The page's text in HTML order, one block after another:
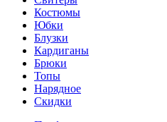
Костюмы
Юбки
Блузки
Кардиганы
Брюки
Топы
Нарядное
Скидки